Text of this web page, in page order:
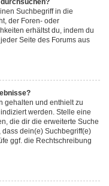
Suchbegriff in die
der Foren- oder
erhältst du, indem du
Seite des Forums aus
gehalten und enthielt zu
werden. Stelle eine
die dir die erweiterte Suche
dein(e) Suchbegriff(e)
ggf. die Rechtschreibung